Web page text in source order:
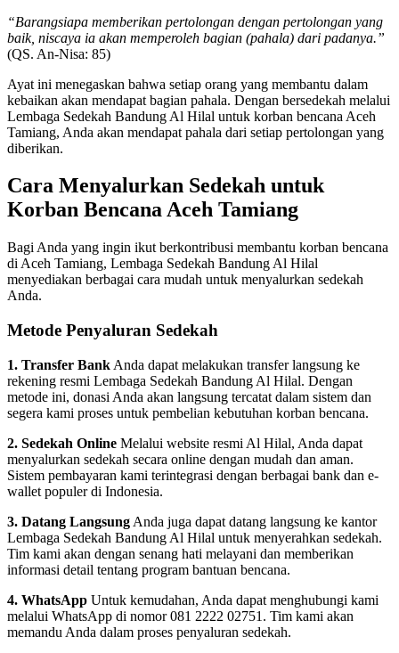
“Barangsiapa memberikan pertolongan dengan pertolongan yang
baik, niscaya ia akan memperoleh bagian (pahala) dari padanya.”
(QS. An-Nisa: 85)
Ayat ini menegaskan bahwa setiap orang yang membantu dalam
kebaikan akan mendapat bagian pahala. Dengan bersedekah melalui
Lembaga Sedekah Bandung Al Hilal untuk korban bencana Aceh
Tamiang, Anda akan mendapat pahala dari setiap pertolongan yang
diberikan.
Cara Menyalurkan Sedekah untuk
Korban Bencana Aceh Tamiang
Bagi Anda yang ingin ikut berkontribusi membantu korban bencana
di Aceh Tamiang, Lembaga Sedekah Bandung Al Hilal
menyediakan berbagai cara mudah untuk menyalurkan sedekah
Anda.
Metode Penyaluran Sedekah
1. Transfer Bank Anda dapat melakukan transfer langsung ke
rekening resmi Lembaga Sedekah Bandung Al Hilal. Dengan
metode ini, donasi Anda akan langsung tercatat dalam sistem dan
segera kami proses untuk pembelian kebutuhan korban bencana.
2. Sedekah Online Melalui website resmi Al Hilal, Anda dapat
menyalurkan sedekah secara online dengan mudah dan aman.
Sistem pembayaran kami terintegrasi dengan berbagai bank dan e-
wallet populer di Indonesia.
3. Datang Langsung Anda juga dapat datang langsung ke kantor
Lembaga Sedekah Bandung Al Hilal untuk menyerahkan sedekah.
Tim kami akan dengan senang hati melayani dan memberikan
informasi detail tentang program bantuan bencana.
4. WhatsApp Untuk kemudahan, Anda dapat menghubungi kami
melalui WhatsApp di nomor 081 2222 02751. Tim kami akan
memandu Anda dalam proses penyaluran sedekah.